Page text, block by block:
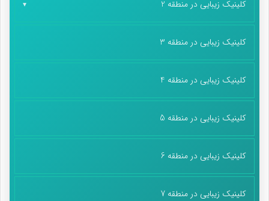
کلینیک زیبایی در منطقه 2
کلینیک زیبایی در منطقه 3
کلینیک زیبایی در منطقه 4
کلینیک زیبایی در منطقه 5
کلینیک زیبایی در منطقه 6
کلینیک زیبایی در منطقه 7